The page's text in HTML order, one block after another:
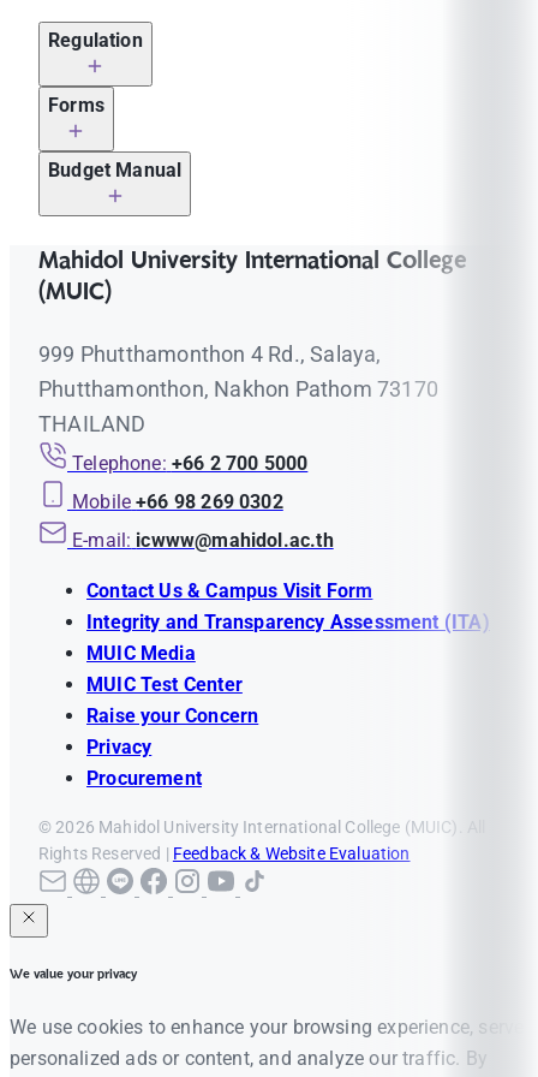
Regulation
MU Research-Related Rules/
ข้อบังคับมหาวิทยาลัยมหิดลว่าด้วย
การบริหารเงินอุดหนุนการวิจัย
Mahidol University Regulation on
Research Grant Administration
MUIC Announcements
forms
MUIC Collaborative Research
Project and Activity Grant New
Grant for Collaborative Research
New
ประกาศวิทยาลัยนานาชาติ เรื่อง
หลักเกณฑ์การให้ทุนอุดหนุนการ
วิจัยและการผลิตผลงานทางวิชาการ
ของวิทยาลัยนานาชาติ พ.ศ. ๒๕๖๘
Announcement of Mahidol
Criteria for Funding Research
Grants and Academic Production
of Mahidol University International
Forms
MUIC Forms
Research Project New
Proposal Form for Collaborative
Research Cluster Recognition
Proposal (For Project Manager
only)
Eng
Research Proposal Form
Progress Report Form
Progress Report Guideline
Expense Report Form
Eng
Final Report Guideline
Eng
Extension Request Form
Budget Manual
MUIC Forms
forms
Material Costs, and Utility
Expenses
คู่มือการใช้งานในหมวดค่าใช้สอย
ค่าวัสดุ ค่าสาธารณูปโภค และคำ
อธิบายรายการ
Mahidol University International College
(MUIC)
999 Phutthamonthon 4 Rd., Salaya,
Phutthamonthon, Nakhon Pathom 73170
THAILAND
Telephone: +66 2 700 5000
Mobile +66 98 269 0302
E-mail: icwww@mahidol.ac.th
Contact Us & Campus Visit Form
Integrity and Transparency Assessment (ITA)
MUIC Media
MUIC Test Center
Raise your Concern
Privacy
Procurement
© 2026 Mahidol University International College (MUIC). All
Rights Reserved | Feedback & Website Evaluation
We value your privacy
We use cookies to enhance your browsing experience, serve
personalized ads or content, and analyze our traffic. By